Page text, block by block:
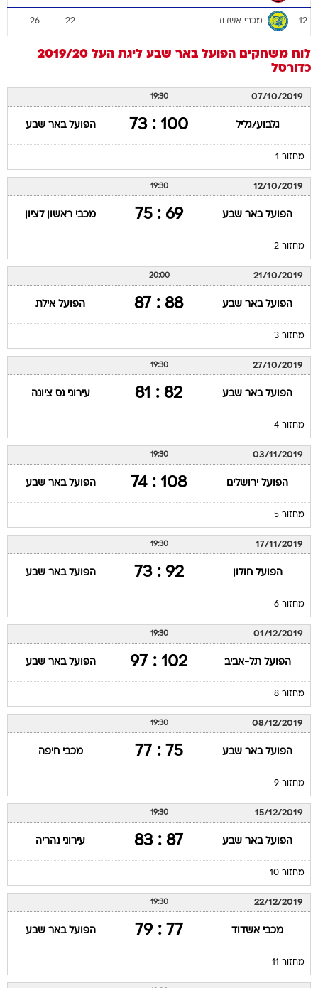
12 מכבי אשדוד 22
26
לוח משחקים הפועל באר שבע ליגת העל 2019/20
כדורסל
07/10/2019
19:30
גלבוע/גליל 100 : 73 הפועל באר שבע
מחזור 1
12/10/2019
19:30
הפועל באר שבע 69 : 75 מכבי ראשון לציון
מחזור 2
21/10/2019
20:00
הפועל באר שבע 88 : 87 הפועל אילת
מחזור 3
27/10/2019
19:30
הפועל באר שבע 82 : 81 עירוני נס ציונה
מחזור 4
03/11/2019
19:30
הפועל ירושלים 108 : 74 הפועל באר שבע
מחזור 5
17/11/2019
19:30
הפועל חולון 92 : 73 הפועל באר שבע
מחזור 6
01/12/2019
19:30
הפועל תל-אביב 102 : 97 הפועל באר שבע
מחזור 8
08/12/2019
19:30
הפועל באר שבע 75 : 77 מכבי חיפה
מחזור 9
15/12/2019
19:30
הפועל באר שבע 87 : 83 עירוני נהריה
מחזור 10
22/12/2019
19:30
מכבי אשדוד 77 : 79 הפועל באר שבע
מחזור 11